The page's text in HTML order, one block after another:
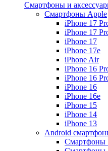
Смартфоны и
Смартфоны Apple
iPhone 17
iPhone 17
iPhone 17
iPhone 17e
iPhone Air
iPhone 16
iPhone 16
iPhone 16
iPhone 16e
iPhone 15
iPhone 14
iPhone 13
Android
Смартфоны